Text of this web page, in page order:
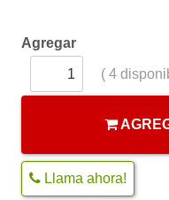
Agregar
(4
Llama ahora!